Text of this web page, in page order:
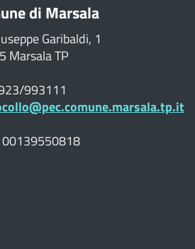
di Marsala
Garibaldi, 1
Marsala TP
993111
00139550818